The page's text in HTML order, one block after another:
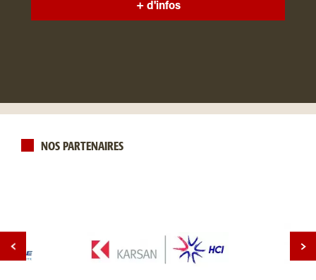
+ d'infos
NOS PARTENAIRES